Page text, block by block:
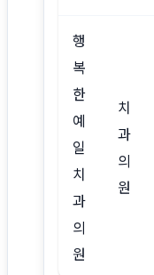
행
복
한
예
일
치
과
의
원
치
과
의
원